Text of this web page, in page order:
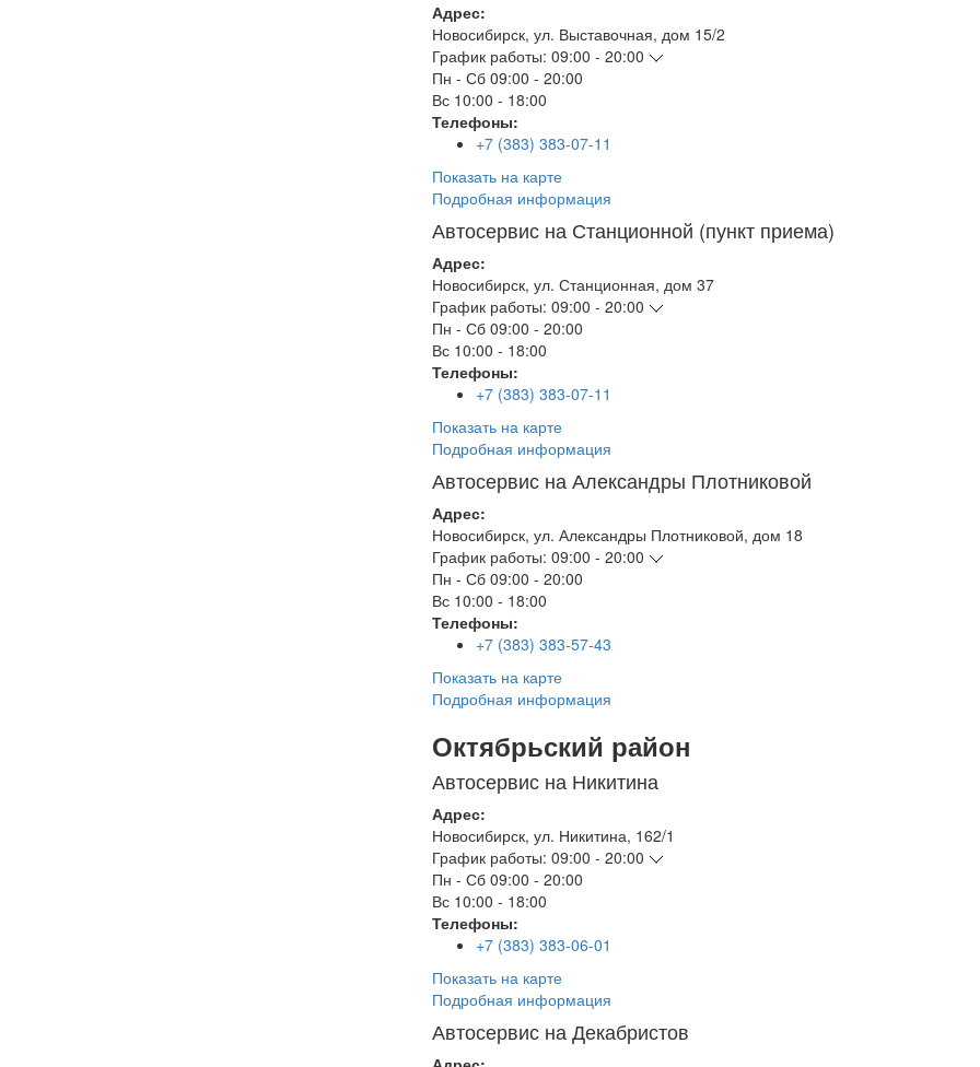
Адрес:
Новосибирск, ул. Выставочная, дом 15/2
График работы: 09:00 - 20:00
Пн - Сб 09:00 - 20:00
Вс 10:00 - 18:00
Телефоны:
+7 (383) 383-07-11
Показать на карте
Подробная информация
Автосервис на Станционной (пункт приема)
Адрес:
Новосибирск, ул. Станционная, дом 37
График работы: 09:00 - 20:00
Пн - Сб 09:00 - 20:00
Вс 10:00 - 18:00
Телефоны:
+7 (383) 383-07-11
Показать на карте
Подробная информация
Автосервис на Александры Плотниковой
Адрес:
Новосибирск, ул. Александры Плотниковой, дом 18
График работы: 09:00 - 20:00
Пн - Сб 09:00 - 20:00
Вс 10:00 - 18:00
Телефоны:
+7 (383) 383-57-43
Показать на карте
Подробная информация
Октябрьский район
Автосервис на Никитина
Адрес:
Новосибирск, ул. Никитина, 162/1
График работы: 09:00 - 20:00
Пн - Сб 09:00 - 20:00
Вс 10:00 - 18:00
Телефоны:
+7 (383) 383-06-01
Показать на карте
Подробная информация
Автосервис на Декабристов